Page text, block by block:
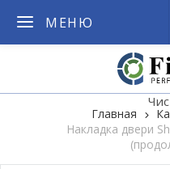
МЕНЮ
Главная
Накладка двери